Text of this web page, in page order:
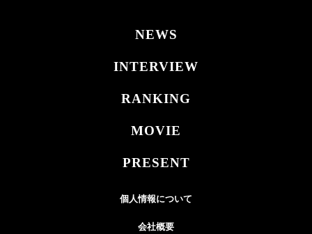
NEWS
INTERVIEW
RANKING
MOVIE
PRESENT
個人情報について
会社概要